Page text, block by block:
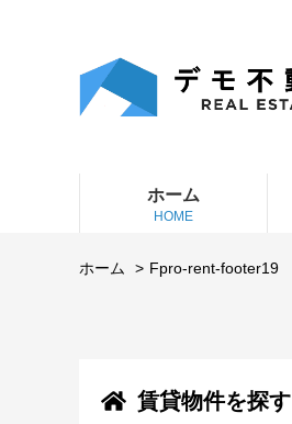
ホーム
HOME
ホーム Fpro-rent-footer19
賃貸物件を探す